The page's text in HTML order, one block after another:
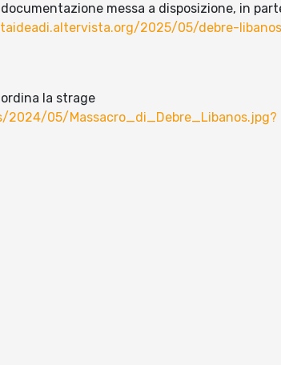
messa a disposizione, in
2025/05/debre-
la strage
05/Massacro_di_Debre_Libanos.jpg?